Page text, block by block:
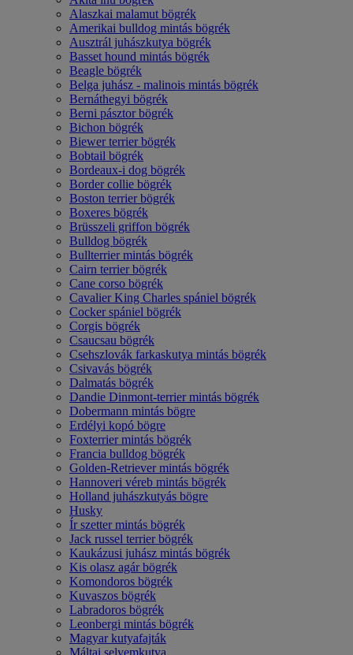
Alaszkai malamut bögrék
Amerikai bulldog mintás bögrék
Ausztrál juhászkutya bögrék
Basset hound mintás bögrék
Beagle bögrék
Belga juhász - malinois mintás bögrék
Bernáthegyi bögrék
Berni pásztor bögrék
Bichon bögrék
Biewer terrier bögrék
Bobtail bögrék
Bordeaux-i dog bögrék
Border collie bögrék
Boston terrier bögrék
Boxeres bögrék
Brüsszeli griffon bögrék
Bulldog bögrék
Bullterrier mintás bögrék
Cairn terrier bögrék
Cane corso bögrék
Cavalier King Charles spániel bögrék
Cocker spániel bögrék
Corgis bögrék
Csaucsau bögrék
Csehszlovák farkaskutya mintás bögrék
Csivavás bögrék
Dalmatás bögrék
Dandie Dinmont-terrier mintás bögrék
Dobermann mintás bögre
Erdélyi kopó bögre
Foxterrier mintás bögrék
Francia bulldog bögrék
Golden-Retriever mintás bögrék
Hannoveri véreb mintás bögrék
Holland juhászkutyás bögre
Husky
Ír szetter mintás bögrék
Jack russel terrier bögrék
Kaukázusi juhász mintás bögrék
Kis olasz agár bögrék
Komondoros bögrék
Kuvaszos bögrék
Labradoros bögrék
Leonbergi mintás bögrék
Magyar kutyafajták
Máltai selyemkutya